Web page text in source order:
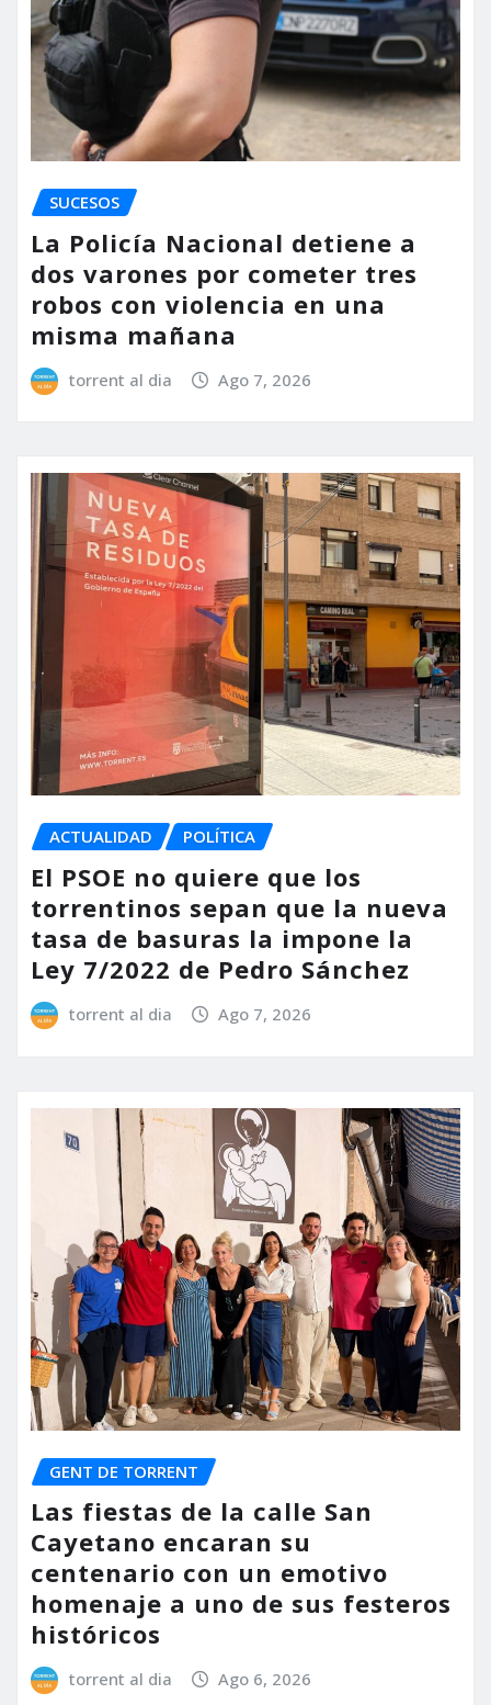
SUCESOS
La Policía Nacional detiene a
dos varones por cometer tres
robos con violencia en una
misma mañana
torrent al dia Ago 7, 2026
ACTUALIDAD POLÍTICA
El PSOE no quiere que los
torrentinos sepan que la nueva
tasa de basuras la impone la
Ley 7/2022 de Pedro Sánchez
torrent al dia Ago 7, 2026
GENT DE TORRENT
Las fiestas de la calle San
Cayetano encaran su
centenario con un emotivo
homenaje a uno de sus festeros
históricos
torrent al dia Ago 6, 2026